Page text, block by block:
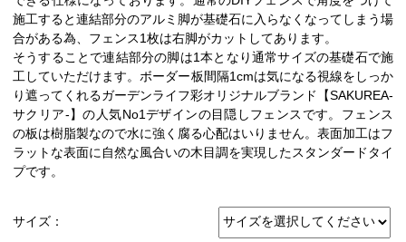
施工すると連結部分のアルミ脚が基礎石に入らなくなってしまう場
合がある為、フェンス1枚は右脚がカットしてあります。
そうすることで連結部分の脚は1本となり通常サイズの基礎石で施
工していただけます。ボーダー板間隔1cmは気になる視線をしっか
り遮ってくれるガーデンライフ彩オリジナルブランド【SAKUREA-
サクリア-】の人気No1デザインの目隠しフェンスです。フェンス
の板は樹脂製なので水に強く腐る心配はいりません。表面加工はフ
ラットな表面に自然な風合いの木目調を実現したスタンダードタイ
プです。
サイズ：